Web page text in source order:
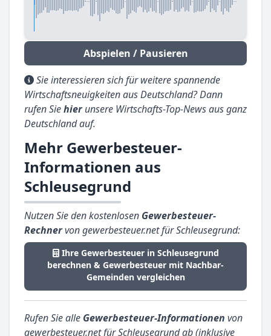
Abspielen / Pausieren
Sie interessieren sich für weitere spannende
Wirtschaftsneuigkeiten aus Deutschland? Dann
rufen Siehierunsere Wirtschafts-Top-News aus ganz
Deutschland auf.
Mehr Gewerbesteuer-
Informationen aus
Schleusegrund
Nutzen Sie den kostenlosen Gewerbesteuer-
Rechnervon gewerbesteuer.net für Schleusegrund:
Ihre Gewerbesteuer in Schleusegrund
berechnen & Gewerbesteuer mit Nachbar-
Gemeinden vergleichen
Rufen Sie alle Gewerbesteuer-Informationen von
gewerbesteuer.net für Schleusegrund ab (inklusive